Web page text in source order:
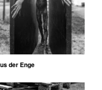
der Enge